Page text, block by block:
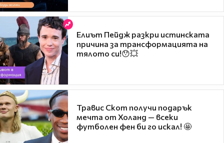
Елиът Пейдж разкри истинската
причина за трансформацията на
тялото си!😯💥
Травис Скот получи подарък
мечта от Холанд — всеки
футболен фен би го искал! 🤩